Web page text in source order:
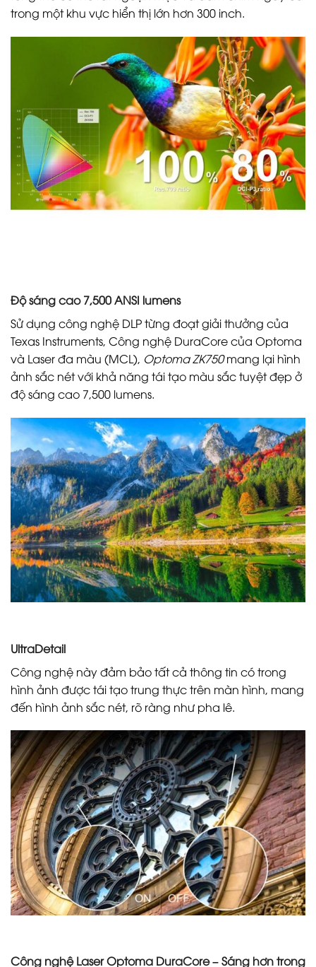
trong một khu vực hiển thị lớn hơn 300 inch.
Độ sáng cao 7,500 ANSI lumens
Sử dụng công nghệ DLP từng đoạt giải thưởng của
Texas Instruments, Công nghệ DuraCore của Optoma
và Laser đa màu (MCL), Optoma ZK750mang lại hình
ảnh sắc nét với khả năng tái tạo màu sắc tuyệt đẹp ở
độ sáng cao 7,500 lumens.
UltraDetail
Công nghệ này đảm bảo tất cả thông tin có trong
hình ảnh được tái tạo trung thực trên màn hình, mang
đến hình ảnh sắc nét, rõ ràng như pha lê.
Công nghệ Laser Optoma DuraCore – Sáng hơn trong